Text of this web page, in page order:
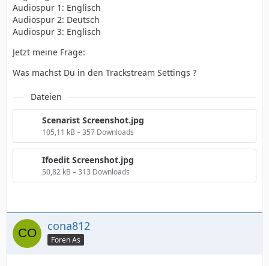
Audiospur 1: Englisch
Audiospur 2: Deutsch
Audiospur 3: Englisch
Jetzt meine Frage:
Was machst Du in den Trackstream Settings ?
Dateien
Scenarist Screenshot.jpg
105,11 kB – 357 Downloads
Ifoedit Screenshot.jpg
50,82 kB – 313 Downloads
cona812
Foren As